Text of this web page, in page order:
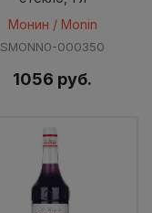
Монин / Monin
SMONN0-000350
1056 руб.